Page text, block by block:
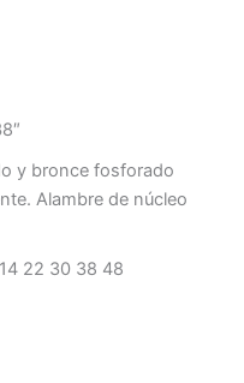
y bronce fosforado
Alambre de núcleo
22 30 38 48